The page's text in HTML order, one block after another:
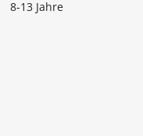
8-13 Jahre